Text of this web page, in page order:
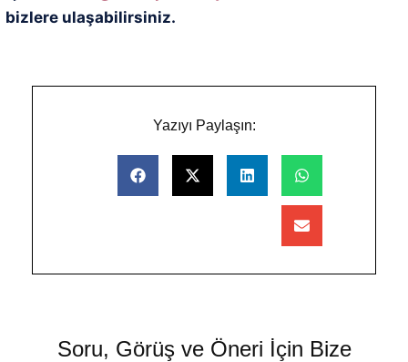
bizlere ulaşabilirsiniz.
Yazıyı Paylaşın:
Soru, Görüş ve Öneri İçin Bize